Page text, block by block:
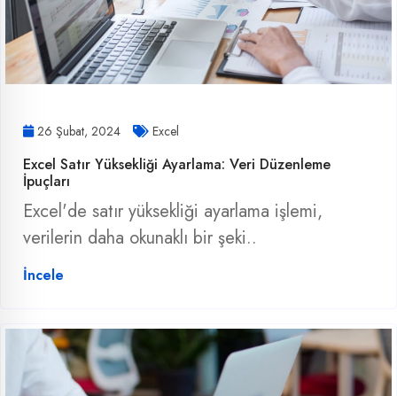
26 Şubat, 2024 Excel
Excel Satır Yüksekliği Ayarlama: Veri Düzenleme
İpuçları
Excel'de satır yüksekliği ayarlama işlemi,
verilerin daha okunaklı bir şeki..
İncele